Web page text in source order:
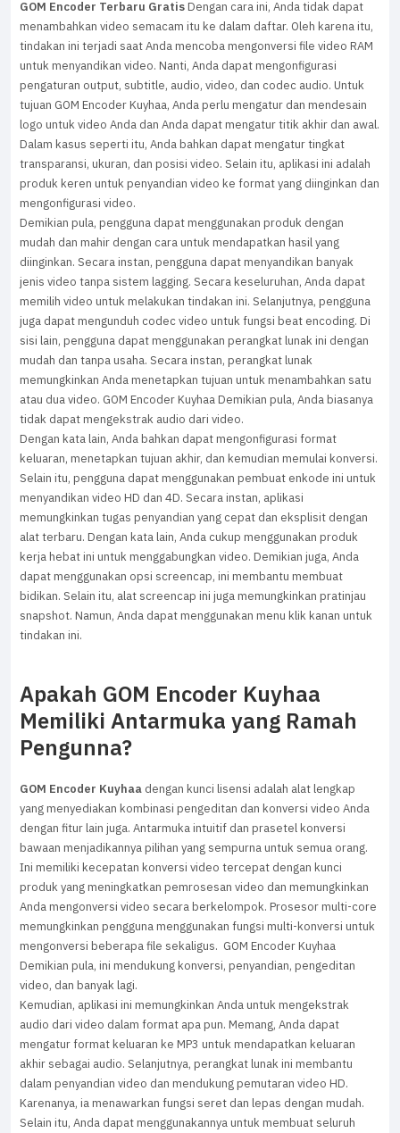
GOM Encoder Terbaru GratisDengan cara ini, Anda tidak dapat
menambahkan video semacam itu ke dalam daftar. Oleh karena itu,
tindakan ini terjadi saat Anda mencoba mengonversi file video RAM
untuk menyandikan video. Nanti, Anda dapat mengonfigurasi
pengaturan output, subtitle, audio, video, dan codec audio. Untuk
tujuan GOM Encoder Kuyhaa, Anda perlu mengatur dan mendesain
logo untuk video Anda dan Anda dapat mengatur titik akhir dan awal.
Dalam kasus seperti itu, Anda bahkan dapat mengatur tingkat
transparansi, ukuran, dan posisi video. Selain itu, aplikasi ini adalah
produk keren untuk penyandian video ke format yang diinginkan dan
mengonfigurasi video.
Demikian pula, pengguna dapat menggunakan produk dengan
mudah dan mahir dengan cara untuk mendapatkan hasil yang
diinginkan. Secara instan, pengguna dapat menyandikan banyak
jenis video tanpa sistem lagging. Secara keseluruhan, Anda dapat
memilih video untuk melakukan tindakan ini. Selanjutnya, pengguna
juga dapat mengunduh codec video untuk fungsi beat encoding. Di
sisi lain, pengguna dapat menggunakan perangkat lunak ini dengan
mudah dan tanpa usaha. Secara instan, perangkat lunak
memungkinkan Anda menetapkan tujuan untuk menambahkan satu
atau dua video. GOM Encoder Kuyhaa Demikian pula, Anda biasanya
tidak dapat mengekstrak audio dari video.
Dengan kata lain, Anda bahkan dapat mengonfigurasi format
keluaran, menetapkan tujuan akhir, dan kemudian memulai konversi.
Selain itu, pengguna dapat menggunakan pembuat enkode ini untuk
menyandikan video HD dan 4D. Secara instan, aplikasi
memungkinkan tugas penyandian yang cepat dan eksplisit dengan
alat terbaru. Dengan kata lain, Anda cukup menggunakan produk
kerja hebat ini untuk menggabungkan video. Demikian juga, Anda
dapat menggunakan opsi screencap, ini membantu membuat
bidikan. Selain itu, alat screencap ini juga memungkinkan pratinjau
snapshot. Namun, Anda dapat menggunakan menu klik kanan untuk
tindakan ini.
Apakah GOM Encoder Kuyhaa
Memiliki Antarmuka yang Ramah
Pengunna?
GOM Encoder Kuyhaa dengan kunci lisensi adalah alat lengkap
yang menyediakan kombinasi pengeditan dan konversi video Anda
dengan fitur lain juga. Antarmuka intuitif dan prasetel konversi
bawaan menjadikannya pilihan yang sempurna untuk semua orang.
Ini memiliki kecepatan konversi video tercepat dengan kunci
produk yang meningkatkan pemrosesan video dan memungkinkan
Anda mengonversi video secara berkelompok. Prosesor multi-core
memungkinkan pengguna menggunakan fungsi multi-konversi untuk
mengonversi beberapa file sekaligus. GOM Encoder Kuyhaa
Demikian pula, ini mendukung konversi, penyandian, pengeditan
video, dan banyak lagi.
Kemudian, aplikasi ini memungkinkan Anda untuk mengekstrak
audio dari video dalam format apa pun. Memang, Anda dapat
mengatur format keluaran ke MP3 untuk mendapatkan keluaran
akhir sebagai audio. Selanjutnya, perangkat lunak ini membantu
dalam penyandian video dan mendukung pemutaran video HD.
Karenanya, ia menawarkan fungsi seret dan lepas dengan mudah.
Selain itu, Anda dapat menggunakannya untuk membuat seluruh